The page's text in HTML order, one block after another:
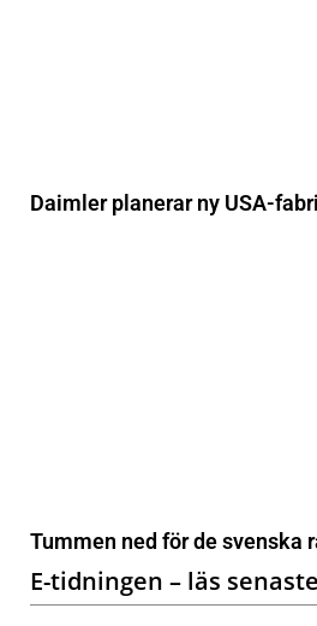
Daimler planerar ny USA-
Tummen ned för de svenska
E-tidningen – läs